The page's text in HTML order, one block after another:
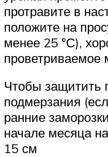
протравите в
положите на
менее 25 °С),
проветриваемое
Чтобы защитить
подмерзания
ранние
начале месяца
15 см